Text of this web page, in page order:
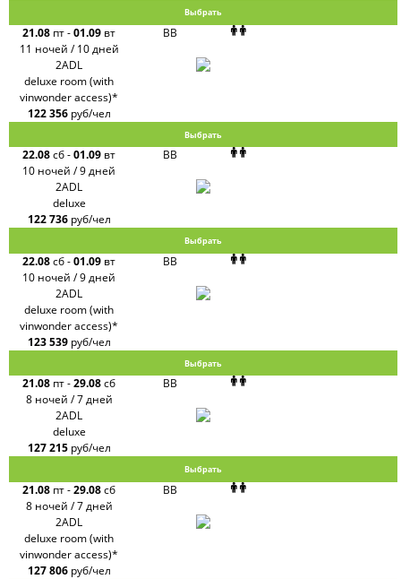
Выбрать
21.08 пт-01.09 вт
11 ночей / 10 дней
BB
2ADL
deluxe room (with
vinwonder access)*
122 356 руб/чел
Выбрать
22.08сб-01.09 вт
10 ночей / 9 дней
BB
2ADL
deluxe
122 736 руб/чел
Выбрать
22.08сб-01.09 вт
10 ночей / 9 дней
BB
2ADL
deluxe room (with
vinwonder access)*
123 539 руб/чел
Выбрать
21.08 пт-29.08сб
8 ночей / 7 дней
BB
2ADL
deluxe
127 215 руб/чел
Выбрать
21.08 пт-29.08сб
8 ночей / 7 дней
BB
2ADL
deluxe room (with
vinwonder access)*
127 806 руб/чел